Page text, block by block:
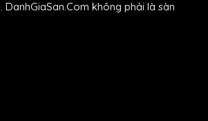
không phải là sàn